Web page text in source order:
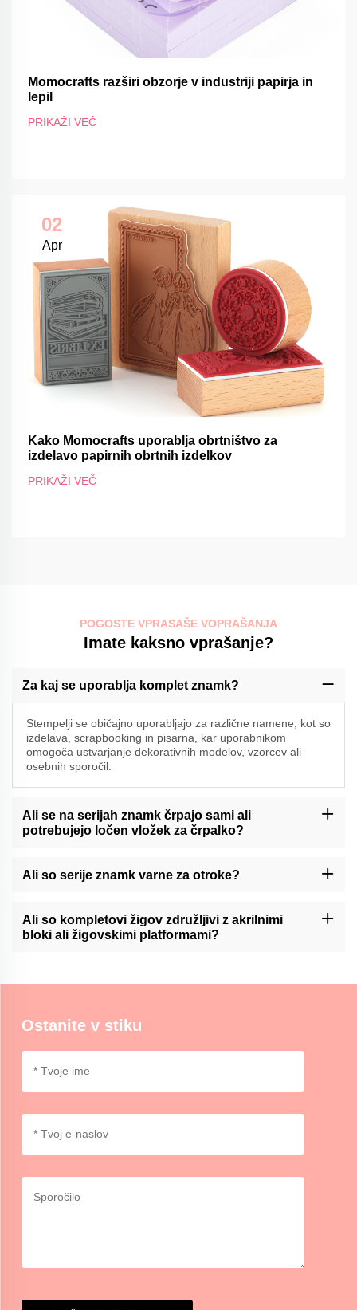
Momocrafts razširi obzorje v industriji papirja in
lepil
PRIKAŽI VEČ
02
Apr
Kako Momocrafts uporablja obrtništvo za
izdelavo papirnih obrtnih izdelkov
PRIKAŽI VEČ
POGOSTE VPRASAŠE VOPRAŠANJA
Imate kaksno vprašanje?
Za kaj se uporablja komplet znamk?
Stempelji se običajno uporabljajo za različne namene, kot so
izdelava, scrapbooking in pisarna, kar uporabnikom
omogoča ustvarjanje dekorativnih modelov, vzorcev ali
osebnih sporočil.
Ali se na serijah znamk črpajo sami ali
potrebujejo ločen vložek za črpalko?
ločeno črnilo. Za natančne podrobnosti preverite opis izdelka.
Ali so serije znamk varne za otroke?
niso namenjeni za uporabo majhnih otrok brez nadzora.
Priporočljivo je, da bolnik ostane pod nadzorom odrasle osebe.
Ali so kompletovi žigov združljivi z akrilnimi
bloki ali žigovskimi platformami?
kar omogoča enostavnost uporabe in vsestranskost.
Ostanite v stiku